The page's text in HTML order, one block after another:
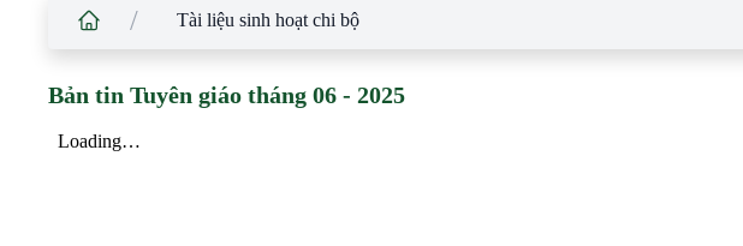
/ Tài liệu sinh hoạt chi bộ
Bản tin Tuyên giáo tháng 06 - 2025